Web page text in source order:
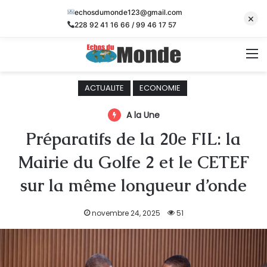
ACTUALITE ECONOMIE
A la Une
Préparatifs de la 20e FIL: la
Mairie du Golfe 2 et le CETEF
sur la même longueur d’onde
novembre 24, 2025 51
echosdumonde123@gmail.com
228 92 41 16 66 / 99 46 17 57
×